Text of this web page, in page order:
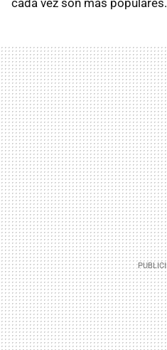
cada vez son más populares.